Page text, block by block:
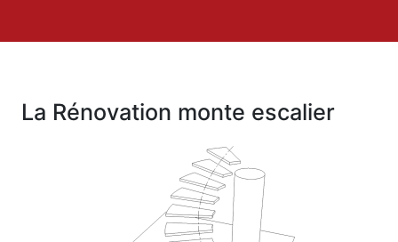
La Rénovation monte escalier